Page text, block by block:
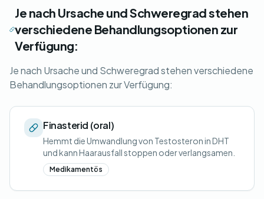
Je nach Ursache und Schweregrad stehen
verschiedene Behandlungsoptionen zur
Verfügung:
Je nach Ursache und Schweregrad stehen verschiedene
Behandlungsoptionen zur Verfügung:
Finasterid (oral)
Hemmt die Umwandlung von Testosteron in DHT
und kann Haarausfall stoppen oder verlangsamen.
Medikamentös